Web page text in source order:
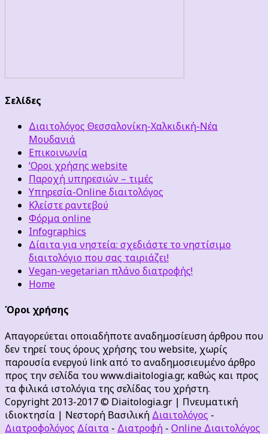
Σελίδες
Διαιτολόγος Θεσσαλονίκη-Χαλκιδική-Νέα
Μουδανιά
Επικοινωνία
‘Οροι χρήσης website
Παροχή υπηρεσιών – τιμές
Υπηρεσία-Online διαιτολόγος
Κλείστε ραντεβού
Φόρμα online
Infographics
Δίαιτα για νηστεία: σχεδιάστε το νηστίσιμο
διαιτολόγιο που σας ταιριάζει!
Vegan-vegetarian πλάνο διατροφής!
Home
Όροι χρήσης
Απαγορεύεται οποιαδήποτε αναδημοσίευση άρθρου που
δεν τηρεί τους όρους χρήσης του website, χωρίς
παρουσία ενεργού link από το αναδημοσιευμένο άρθρο
προς την σελίδα του www.diaitologia.gr, καθώς και προς
τα φιλικά ιστολόγια της σελίδας του χρήστη.
Copyright 2013-2017 © Diaitologia.gr | Πνευματική
ιδιοκτησία | Νεστορή Βασιλική Διαιτολόγος -
Διατροφολόγος Δίαιτα - Διατροφή - Online Διαιτολόγος